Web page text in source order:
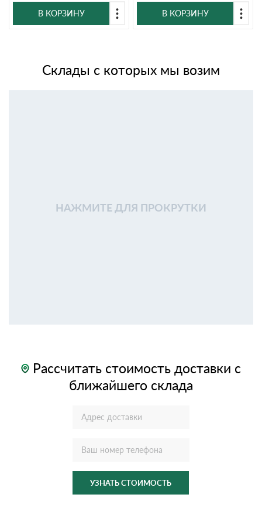
В КОРЗИНУ В КОРЗИНУ
Склады с которых мы возим
НАЖМИТЕ ДЛЯ ПРОКРУТКИ
Рассчитать стоимость доставки с
ближайшего склада
УЗНАТЬ СТОИМОСТЬ